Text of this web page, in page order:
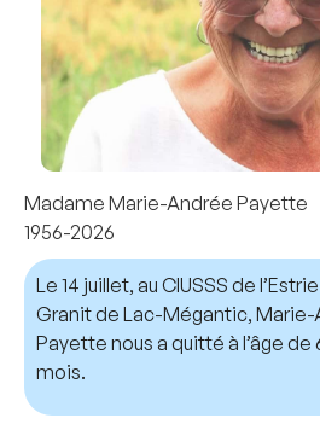
Madame Marie-Andrée Payette
1956-2026
Le 14 juillet, au CIUSSS de
Granit de Lac-Mégantic, Marie-
Payette nous a quitté à l’âge de
mois.